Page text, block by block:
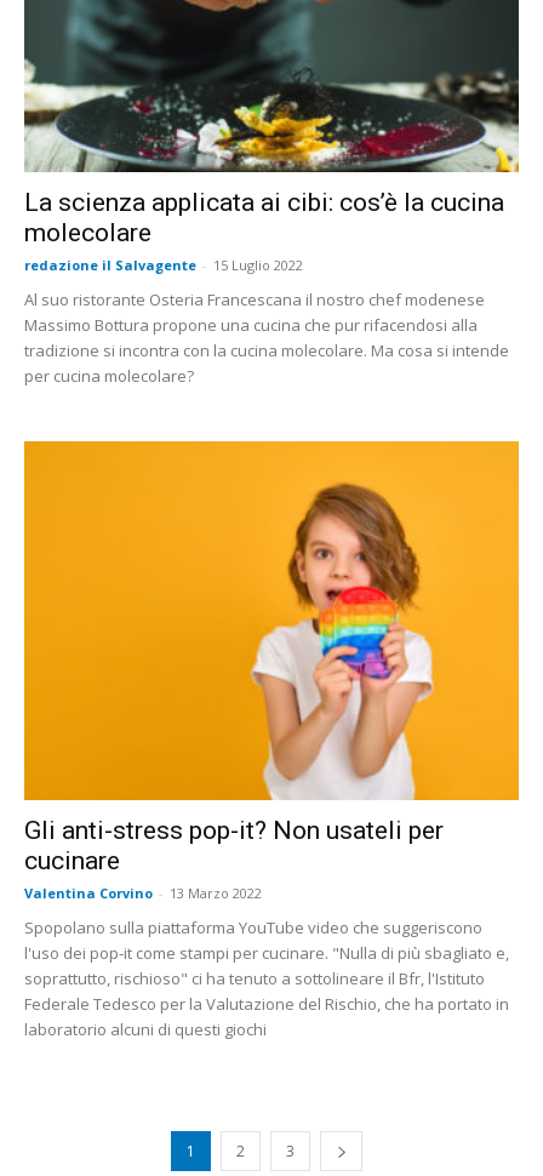
La scienza applicata ai cibi: cos’è la cucina
molecolare
redazione il Salvagente - 15 Luglio 2022
Al suo ristorante Osteria Francescana il nostro chef modenese
Massimo Bottura propone una cucina che pur rifacendosi alla
tradizione si incontra con la cucina molecolare. Ma cosa si intende
per cucina molecolare?
Gli anti-stress pop-it? Non usateli per
cucinare
Valentina Corvino - 13 Marzo 2022
Spopolano sulla piattaforma YouTube video che suggeriscono
l'uso dei pop-it come stampi per cucinare. "Nulla di più sbagliato e,
soprattutto, rischioso" ci ha tenuto a sottolineare il Bfr, l'Istituto
Federale Tedesco per la Valutazione del Rischio, che ha portato in
laboratorio alcuni di questi giochi
1 2 3